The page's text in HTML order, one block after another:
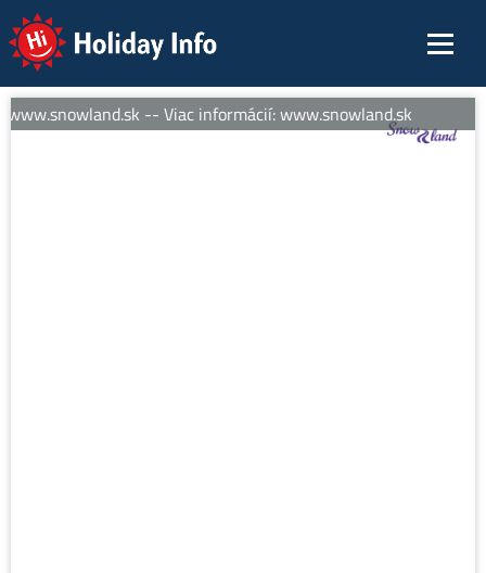
Holiday Info
-- Viac informácií: www.snowland.sk